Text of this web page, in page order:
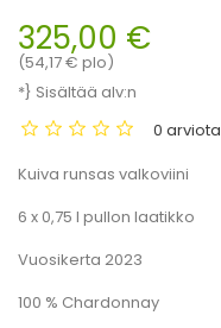
325,00 €
(54,17 € plo)
*} Sisältää alv:n
0 arviota
Kuiva runsas valkoviini
6 x 0,75 l pullon laatikko
Vuosikerta 2023
100 % Chardonnay